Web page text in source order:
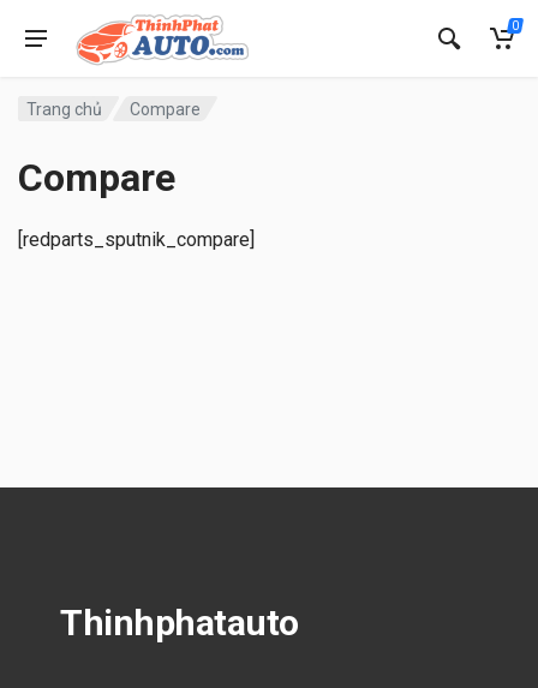
0
Trang chủ Compare
Compare
[redparts_sputnik_compare]
Thinhphatauto